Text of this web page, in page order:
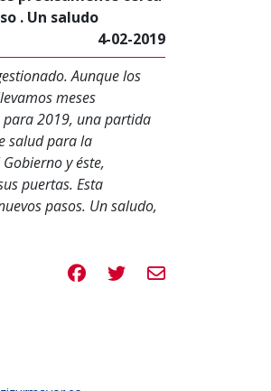
. Un saludo
4-02-2019
Aunque los
meses
para 2019, una partida
salud para la
y éste,
puertas. Esta
pasos. Un saludo,
Compartir en Facebook
Compartir en
Compartir por